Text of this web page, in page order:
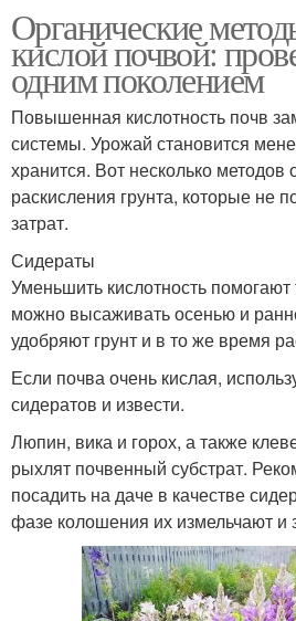
Органические
кислой почвой:
одним поколением
Повышенная кислотность почв
системы. Урожай становится
хранится. Вот несколько методов
раскисления грунта, которые не
затрат.
Сидераты
Уменьшить кислотность
можно высаживать осенью и
удобряют грунт и в то же время
Если почва очень кислая,
сидератов и извести.
Люпин, вика и горох, а также
рыхлят почвенный субстрат.
посадить на даче в качестве
фазе колошения их измельчают и